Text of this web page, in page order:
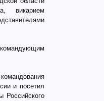
викарием
и посетил
Российского